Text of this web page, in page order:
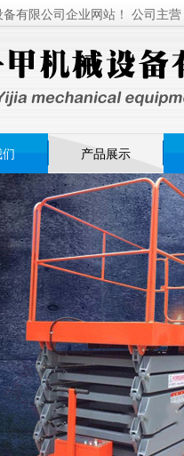
有限公司企业网站！ 公司主
产品展示